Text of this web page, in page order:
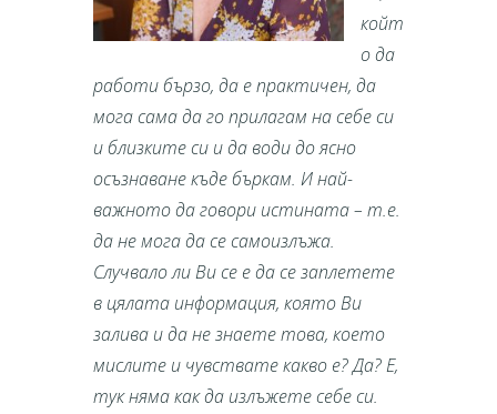
койт
о да
работи бързо, да е практичен, да
мога сама да го прилагам на себе си
и близките си и да води до ясно
осъзнаване къде бъркам. И най-
важното да говори истината – т.е.
да не мога да се самоизлъжа.
Случвало ли Ви се е да се заплетете
в цялата информация, която Ви
залива и да не знаете това, което
мислите и чувствате какво е? Да? Е,
тук няма как да излъжете себе си.